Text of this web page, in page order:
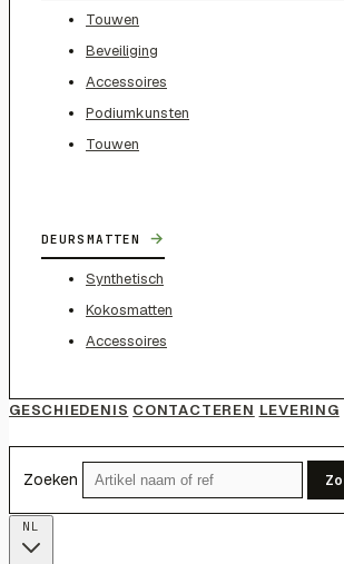
Touwen
Beveiliging
Accessoires
Podiumkunsten
Touwen
DEURSMATTEN →
Synthetisch
Kokosmatten
Accessoires
GESCHIEDENIS CONTACTEREN LEVERING
Zoeken